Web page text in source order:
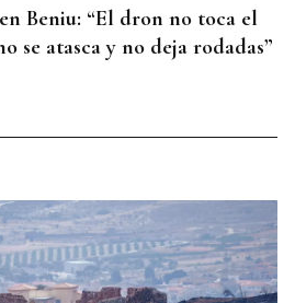
Beniu: “El dron no toca el
se atasca y no deja rodadas”